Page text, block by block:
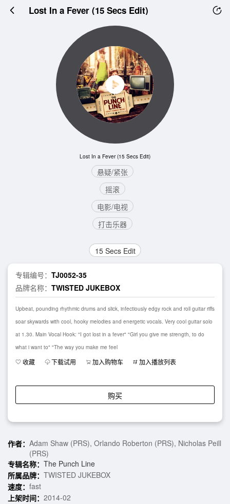
Lost In a Fever (15 Secs Edit)
Lost In a Fever (15 Secs Edit)
悬疑/紧张
摇滚
电影/电视
打击乐器
15 Secs Edit
专辑编号： TJ0052-35
品牌名称： TWISTED JUKEBOX
Upbeat, pounding rhythmic drums and slick, infectiously edgy rock and roll guitar riffs
soar skywards with cool, hooky melodies and energetic vocals. Very cool guitar solo
at 1.30. Main Vocal Hook: "I got lost in a fever" "Girl you give me strength, to do
what i want to" "The way you make me feel
收藏 下载试用 加入购物车 加入播放列表
购买
作者： Adam Shaw (PRS), Orlando Roberton (PRS), Nicholas Peill
(PRS)
专辑名称： The Punch Line
所属品牌： TWISTED JUKEBOX
速度： fast
上架时间： 2014-02